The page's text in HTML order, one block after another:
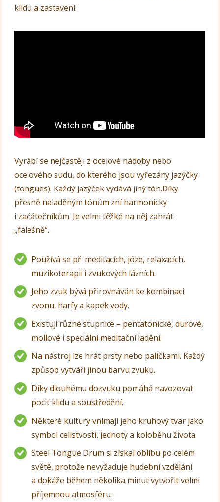
klidu a zastavení.
Vyrábí se nejčastěji z ocelové nádoby nebo
ocelového sudu, do kterého jsou vyřezány jazýčky
(tongues). Každý jazýček vydává jiný tón.Díky
přesně naladěným tónům zní harmonicky
i začátečníkům. Je velmi těžké na něj zahrát
„falešně“.
Používá se při meditacích, józe, relaxacích,
muzikoterapii i zvukových lázních.
Jeho zvuk bývá přirovnáván ke kombinaci
zvonu, harfy a kapek vody.
Existují různé stupnice – pentatonické, durové,
mollové i speciální meditační ladění.
Na nástroj lze hrát prsty nebo paličkami. Každý
způsob vytváří jinou barvu zvuku.
Díky dlouhému dozvuku pomáhá navozovat
pocit klidu a soustředění.
Některé kultury vnímají jeho kruhový tvar jako
symbol celistvosti, jednoty a koloběhu života.
Steel Tongue Drum si získal oblibu po celém
světě, protože nevyžaduje hudební vzdělání
a dokáže během několika minut vytvořit velmi
příjemnou atmosféru.